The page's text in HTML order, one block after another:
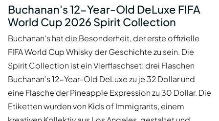
Buchanan's 12-Year-Old DeLuxe FIFA
World Cup 2026 Spirit Collection
Buchanan's hat die Besonderheit, der erste offizielle
FIFA World Cup Whisky der Geschichte zu sein. Die
Spirit Collection ist ein Vierflaschset: drei Flaschen
Buchanan's 12-Year-Old DeLuxe zu je 32 Dollar und
eine Flasche der Pineapple Expression zu 30 Dollar. Die
Etiketten wurden von Kids of Immigrants, einem